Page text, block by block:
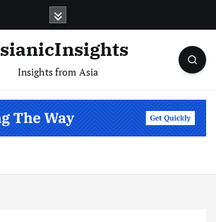
AsianicInsights
Insights from Asia